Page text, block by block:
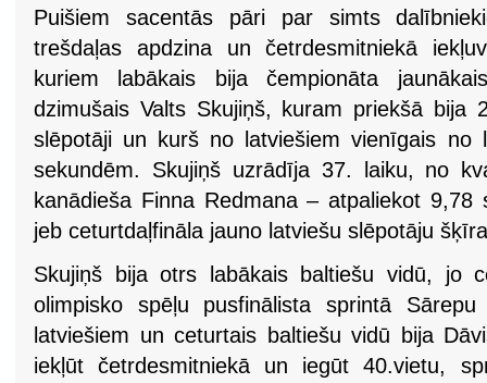
Puišiem sacentās pāri par simts
trešdaļas apdzina un četrdesmitniekā
kuriem labākais bija čempionāta
dzimušais Valts Skujiņš, kuram priekšā bija
slēpotāji un kurš no latviešiem vienīgais no
sekundēm. Skujiņš uzrādīja 37. laiku, no
kanādieša Finna Redmana – atpaliekot 9,78
jeb ceturtdaļfināla jauno latviešu slēpotāju
Skujiņš bija otrs labākais baltiešu vidū, jo
olimpisko spēļu pusfinālista sprintā
latviešiem un ceturtais baltiešu vidū bija
iekļūt četrdesmitniekā un iegūt 40.vietu,